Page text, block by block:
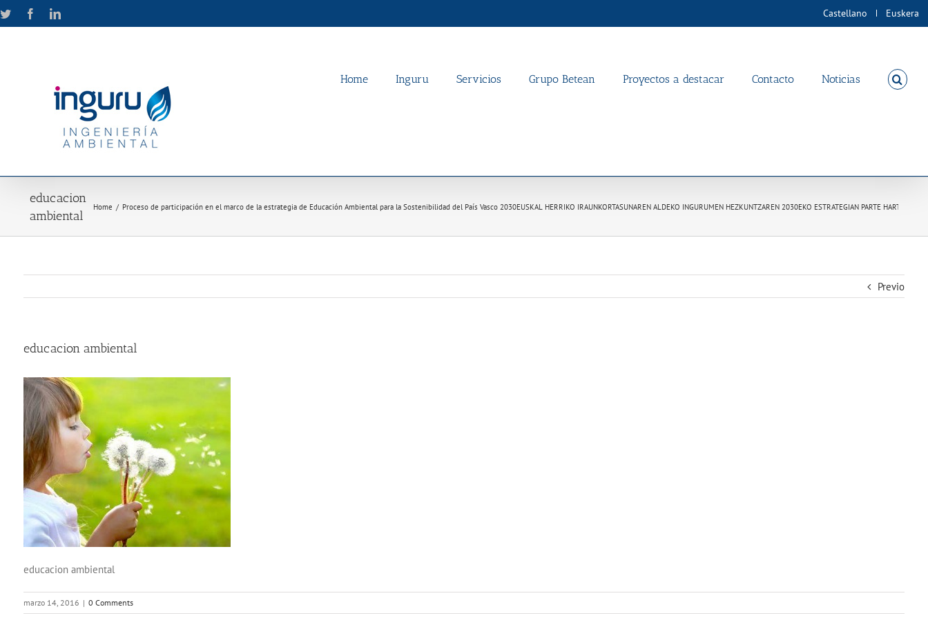
Skip
to
Twitter FacebookLinkedIn Castellano Euskera
Home Inguru Servicios Grupo Betean Proyectos a destacar Contacto Noticias
educacion
ambiental
Home / Proceso de participación en el marco de la estrategia de Educación Ambiental para la Sostenibilidad del País Vasco 2030EUSKAL HERRIKO IRAUNKORTASUNAREN ALDEKO INGURUMEN HEZKUNTZAREN 2030EKO ESTRATEGIAN PARTE HARTZEKO
Previo
educacion ambiental
educacion ambiental
marzo 14, 2016 | 0 Comments